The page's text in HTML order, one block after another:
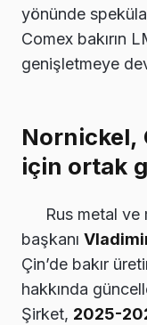
yönünde
Comex bakırın
genişletmeye
Nornickel,
için ortak
Rus metal
başkanı
Çin’de bakır
hakkında
Şirket, 2025-